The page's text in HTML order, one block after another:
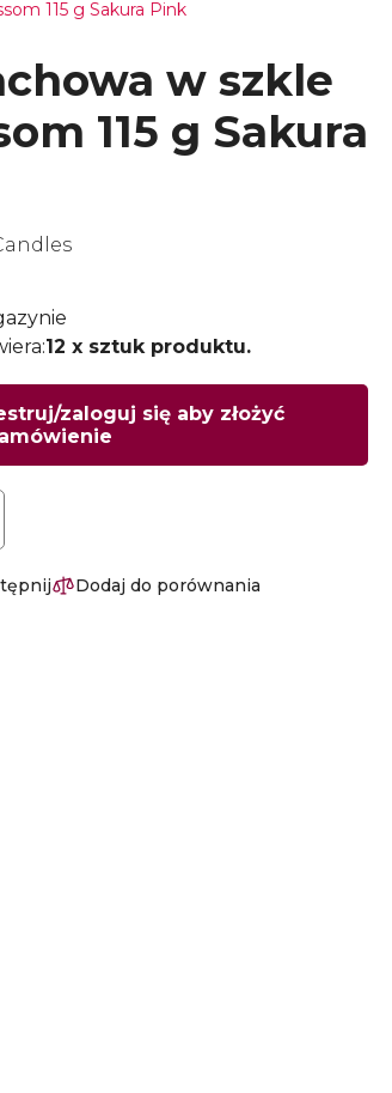
115 g Sakura Pink
w szkle
115 g Sakura
12 x sztuk produktu.
zaloguj się aby złożyć
Dodaj do porównania